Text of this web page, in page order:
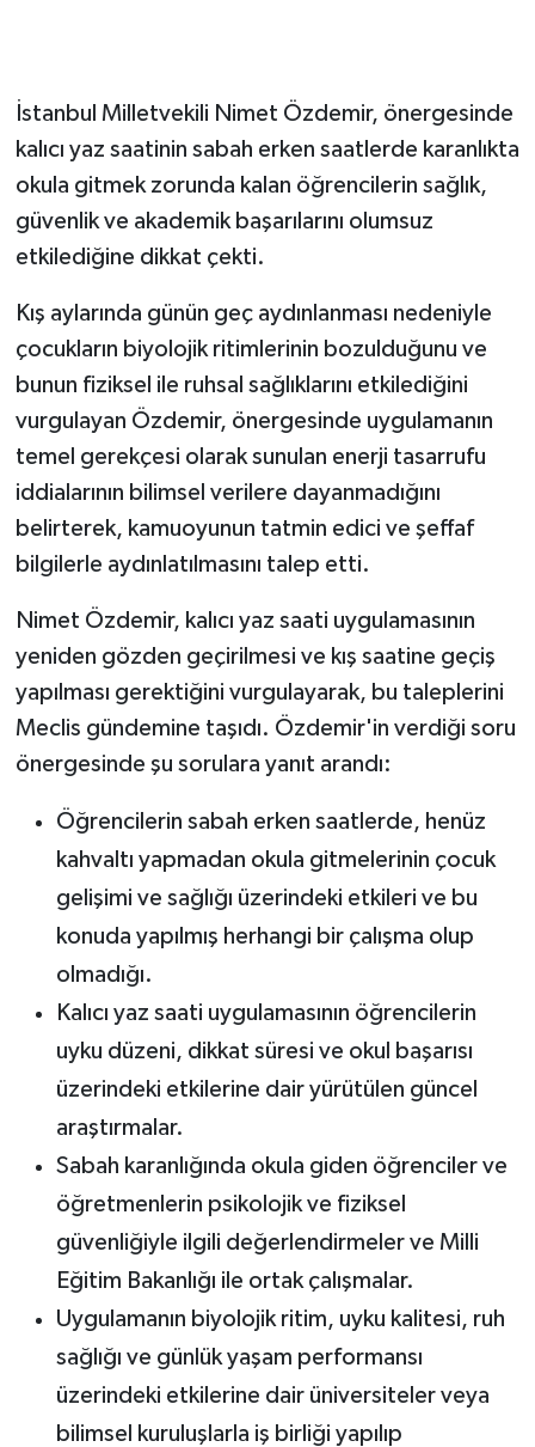
İstanbul Milletvekili Nimet Özdemir, önergesinde
kalıcı yaz saatinin sabah erken saatlerde karanlıkta
okula gitmek zorunda kalan öğrencilerin sağlık,
güvenlik ve akademik başarılarını olumsuz
etkilediğine dikkat çekti.
Kış aylarında günün geç aydınlanması nedeniyle
çocukların biyolojik ritimlerinin bozulduğunu ve
bunun fiziksel ile ruhsal sağlıklarını etkilediğini
vurgulayan Özdemir, önergesinde uygulamanın
temel gerekçesi olarak sunulan enerji tasarrufu
iddialarının bilimsel verilere dayanmadığını
belirterek, kamuoyunun tatmin edici ve şeffaf
bilgilerle aydınlatılmasını talep etti.
Nimet Özdemir, kalıcı yaz saati uygulamasının
yeniden gözden geçirilmesi ve kış saatine geçiş
yapılması gerektiğini vurgulayarak, bu taleplerini
Meclis gündemine taşıdı. Özdemir'in verdiği soru
önergesinde şu sorulara yanıt arandı:
Öğrencilerin sabah erken saatlerde, henüz
kahvaltı yapmadan okula gitmelerinin çocuk
gelişimi ve sağlığı üzerindeki etkileri ve bu
konuda yapılmış herhangi bir çalışma olup
olmadığı.
Kalıcı yaz saati uygulamasının öğrencilerin
uyku düzeni, dikkat süresi ve okul başarısı
üzerindeki etkilerine dair yürütülen güncel
araştırmalar.
Sabah karanlığında okula giden öğrenciler ve
öğretmenlerin psikolojik ve fiziksel
güvenliğiyle ilgili değerlendirmeler ve Milli
Eğitim Bakanlığı ile ortak çalışmalar.
Uygulamanın biyolojik ritim, uyku kalitesi, ruh
sağlığı ve günlük yaşam performansı
üzerindeki etkilerine dair üniversiteler veya
bilimsel kuruluşlarla iş birliği yapılıp